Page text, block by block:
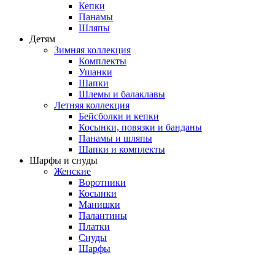
Кепки
Панамы
Шляпы
Детям
Зимняя коллекция
Комплекты
Ушанки
Шапки
Шлемы и балаклавы
Летняя коллекция
Бейсболки и кепки
Косынки, повязки и банданы
Панамы и шляпы
Шапки и комплекты
Шарфы и снуды
Женские
Воротники
Косынки
Манишки
Палантины
Платки
Снуды
Шарфы